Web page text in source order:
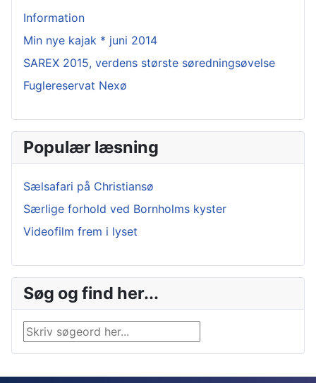
Information
Min nye kajak * juni 2014
SAREX 2015, verdens største søredningsøvelse
Fuglereservat Nexø
Populær læsning
Sælsafari på Christiansø
Særlige forhold ved Bornholms kyster
Videofilm frem i lyset
Søg og find her...
Søg …